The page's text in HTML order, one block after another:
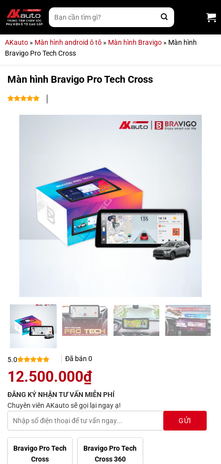
qua
nội
Tìm
kiếm:
AKauto » Màn hình android ô tô » Màn hình Bravigo » Màn hình
Bravigo Pro Tech Cross
Màn hình Bravigo Pro Tech Cross
5.0
5.0
trên 5
dựa trên
2
Đã bán 0
12.500.000₫
ĐĂNG KÝ NHẬN TƯ VẤN MIỄN PHÍ
Chuyên viên AKauto sẽ gọi lại ngay ạ!
Bravigo Pro Tech
Cross
Bravigo Pro Tech
Cross 360